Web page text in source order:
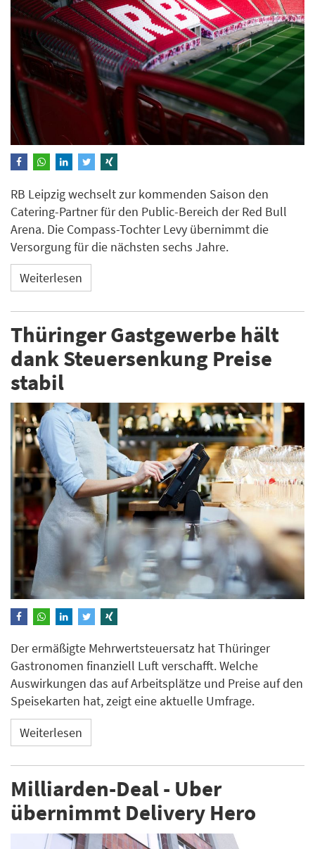
RB Leipzig wechselt zur kommenden Saison den
Catering-Partner für den Public-Bereich der Red Bull
Arena. Die Compass-Tochter Levy übernimmt die
Versorgung für die nächsten sechs Jahre.
Weiterlesen
Thüringer Gastgewerbe hält
dank Steuersenkung Preise
stabil
Der ermäßigte Mehrwertsteuersatz hat Thüringer
Gastronomen finanziell Luft verschafft. Welche
Auswirkungen das auf Arbeitsplätze und Preise auf den
Speisekarten hat, zeigt eine aktuelle Umfrage.
Weiterlesen
Milliarden-Deal - Uber
übernimmt Delivery Hero